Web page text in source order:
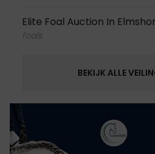
Elite Foal Auction In
foals
BEKIJK ALLE